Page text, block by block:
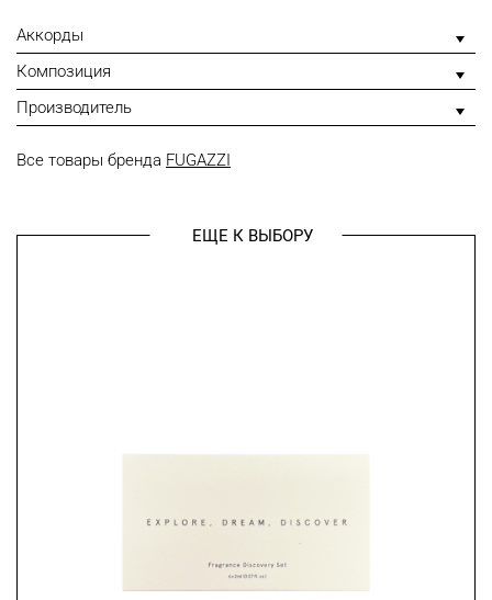
Аккорды
Композиция
Производитель
Все товары бренда FUGAZZI
ЕЩЕ К ВЫБОРУ